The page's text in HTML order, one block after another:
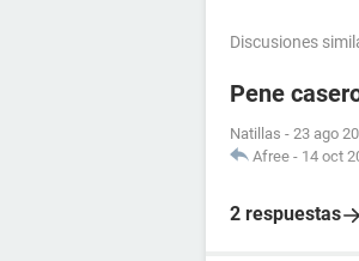
Discusiones
Pene
Natillas - 23 ago
Afree - 14 oct
2 respuestas